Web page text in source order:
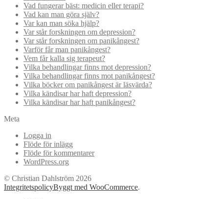
Vad fungerar bäst: medicin eller terapi?
Vad kan man göra själv?
Var kan man söka hjälp?
Var står forskningen om depression?
Var står forskningen om panikångest?
Varför får man panikångest?
Vem får kalla sig terapeut?
Vilka behandlingar finns mot depression?
Vilka behandlingar finns mot panikångest?
Vilka böcker om panikångest är läsvärda?
Vilka kändisar har haft depression?
Vilka kändisar har haft panikångest?
Meta
Logga in
Flöde för inlägg
Flöde för kommentarer
WordPress.org
© Christian Dahlström 2026
IntegritetspolicyByggt med WooCommerce.